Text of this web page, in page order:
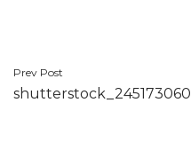
Navegación
de
Prev Post
shutterstock_245173060